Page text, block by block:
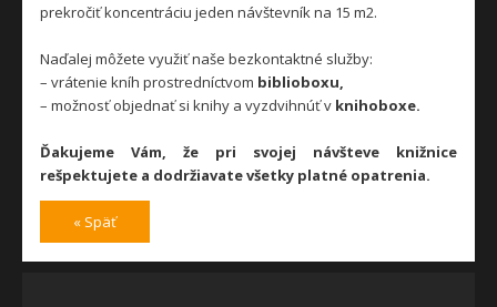
prekročiť koncentráciu jeden návštevník na 15 m2.
Naďalej môžete využiť naše bezkontaktné služby:
– vrátenie kníh prostredníctvom biblioboxu,
– možnosť objednať si knihy a vyzdvihnúť v knihoboxe.
Ďakujeme Vám, že pri svojej návšteve knižnice
rešpektujete a dodržiavate všetky platné opatrenia.
« Späť